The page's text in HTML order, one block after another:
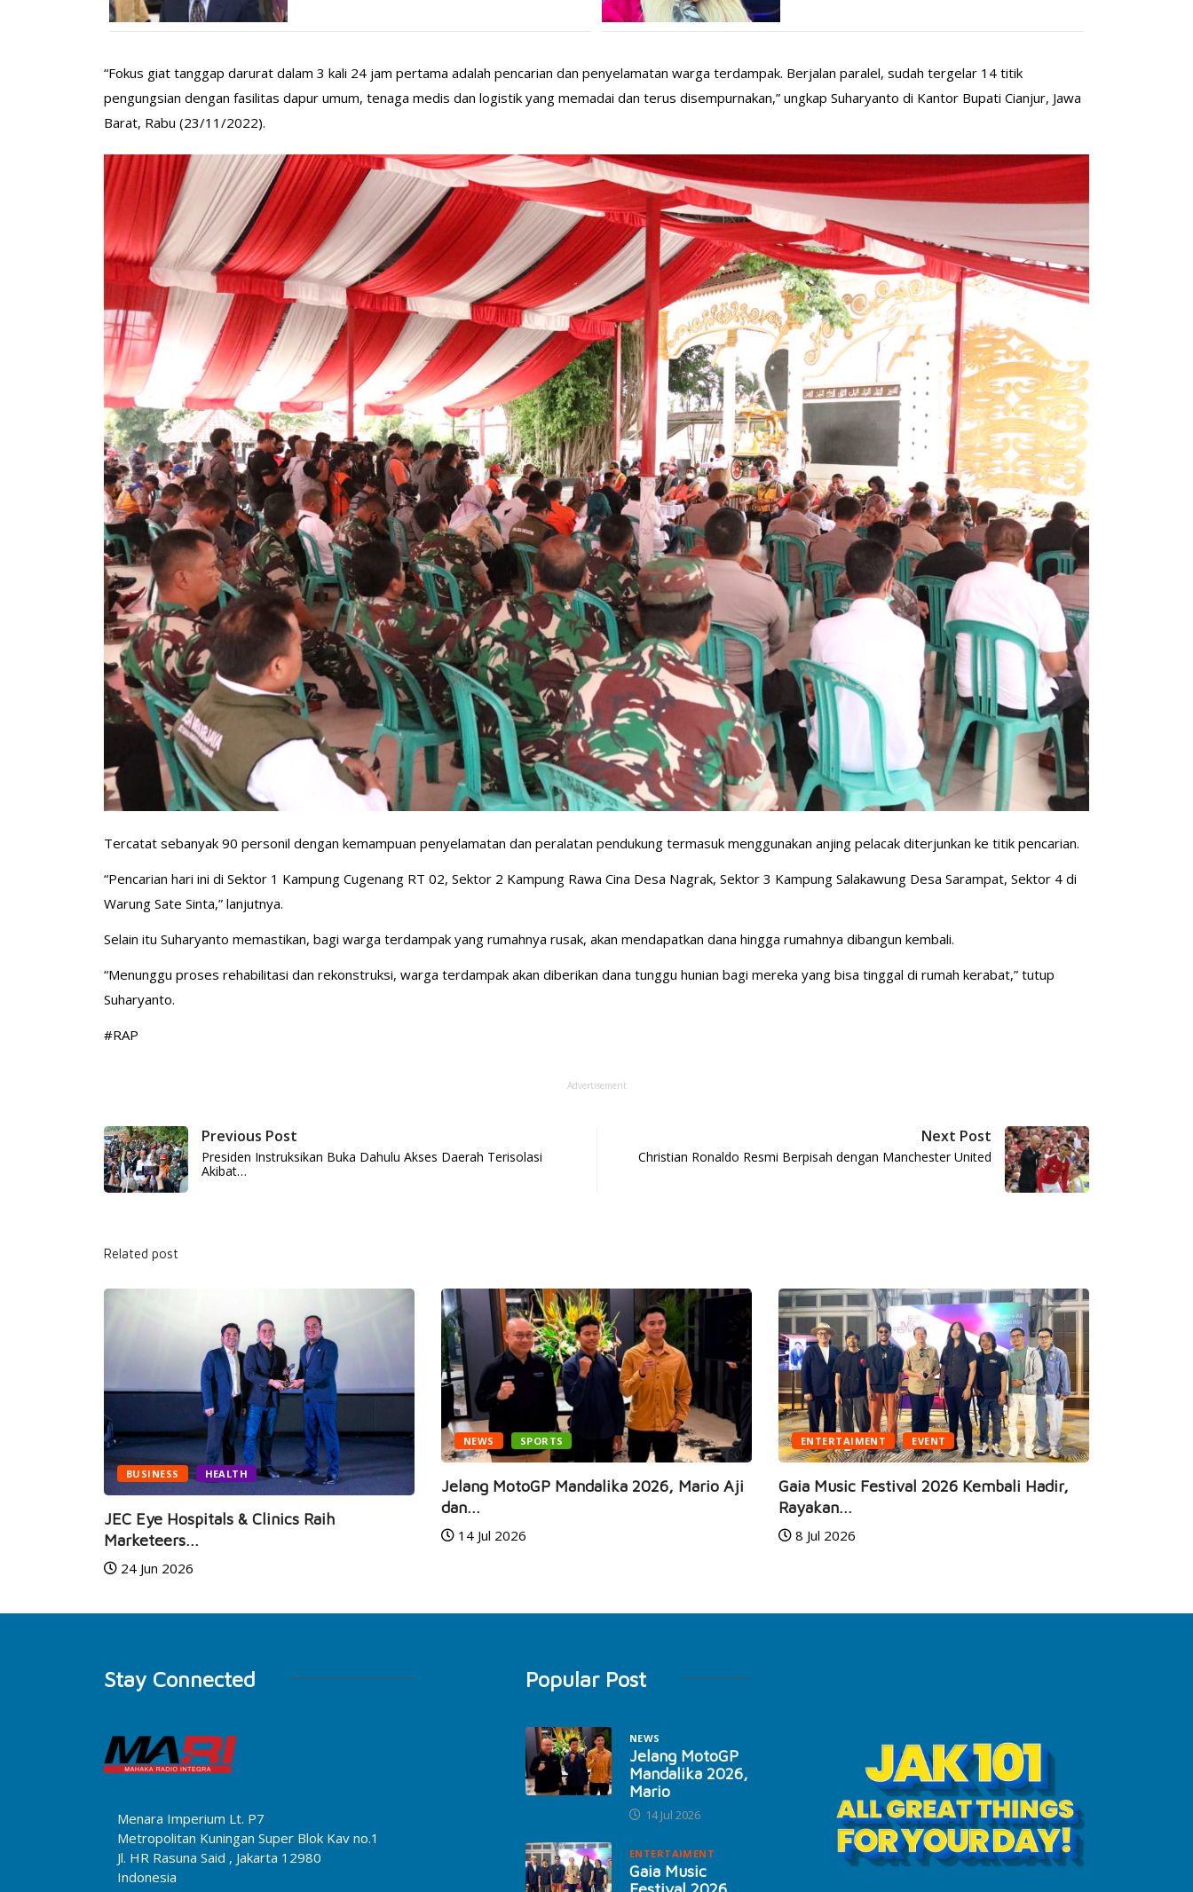
“Fokus giat tanggap darurat dalam 3 kali 24 jam pertama adalah pencarian dan penyelamatan warga terdampak. Berjalan paralel, sudah tergelar 14 titik
pengungsian dengan fasilitas dapur umum, tenaga medis dan logistik yang memadai dan terus disempurnakan,” ungkap Suharyanto di Kantor Bupati Cianjur, Jawa
Barat, Rabu (23/11/2022).
Tercatat sebanyak 90 personil dengan kemampuan penyelamatan dan peralatan pendukung termasuk menggunakan anjing pelacak diterjunkan ke titik pencarian.
“Pencarian hari ini di Sektor 1 Kampung Cugenang RT 02, Sektor 2 Kampung Rawa Cina Desa Nagrak, Sektor 3 Kampung Salakawung Desa Sarampat, Sektor 4 di
Warung Sate Sinta,” lanjutnya.
Selain itu Suharyanto memastikan, bagi warga terdampak yang rumahnya rusak, akan mendapatkan dana hingga rumahnya dibangun kembali.
“Menunggu proses rehabilitasi dan rekonstruksi, warga terdampak akan diberikan dana tunggu hunian bagi mereka yang bisa tinggal di rumah kerabat,” tutup
Suharyanto.
#RAP
Advertisement
Previous Post
Presiden Instruksikan Buka Dahulu Akses Daerah Terisolasi
Akibat…
Next Post
Christian Ronaldo Resmi Berpisah dengan Manchester United
Related post
BUSINESS HEALTH
JEC Eye Hospitals & Clinics Raih
Marketeers...
24 Jun 2026
NEWS SPORTS
Jelang MotoGP Mandalika 2026, Mario Aji
dan...
14 Jul 2026
ENTERTAIMENT EVENT
Gaia Music Festival 2026 Kembali Hadir,
Rayakan...
8 Jul 2026
Stay Connected
Menara Imperium Lt. P7
Metropolitan Kuningan Super Blok Kav no.1
Jl. HR Rasuna Said , Jakarta 12980
Indonesia
Popular Post
NEWS
Jelang MotoGP
Mandalika 2026,
Mario
14 Jul 2026
ENTERTAIMENT
Gaia Music